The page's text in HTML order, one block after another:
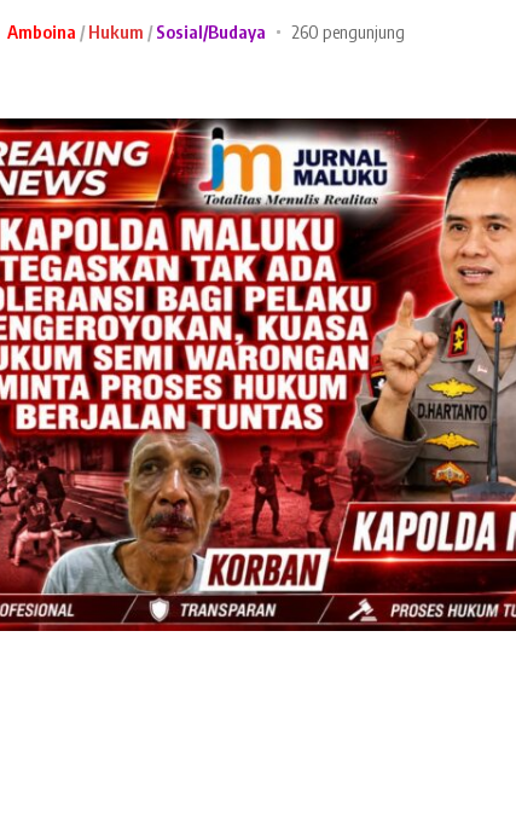
Amboina Hukum Sosial/Budaya 260 pengunjung